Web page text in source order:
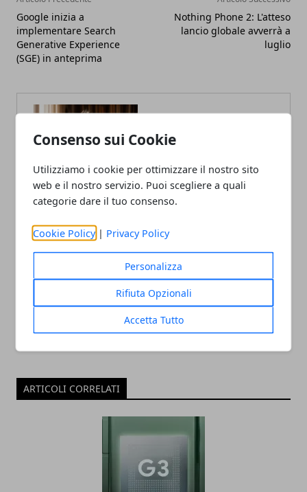
Consenso sui Cookie
Utilizziamo i cookie per ottimizzare il nostro sito
web e il nostro servizio. Puoi scegliere a quali
categorie dare il tuo consenso.
Cookie Policy | Privacy Policy
Personalizza
Rifiuta Opzionali
Accetta Tutto
Google inizia a
implementare Search
Generative Experience
(SGE) in anteprima
Nothing Phone 2: L'atteso
lancio globale avverrà a
luglio
Claudio Banfi
Laureato in Informatica scrive con
tecnologia portando in Italia le
ultime novità dal mondo.
ARTICOLI CORRELATI